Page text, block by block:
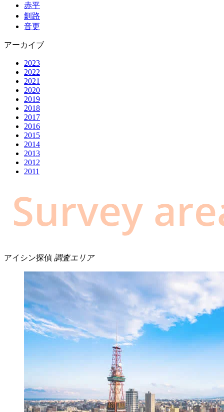
赤平
釧路
音更
アーカイブ
2023
2022
2021
2020
2019
2018
2017
2016
2015
2014
2013
2012
2011
アイシン探偵 調査エリア